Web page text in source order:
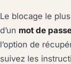
Le blocage le
d’un mot de
l’option de
suivez les